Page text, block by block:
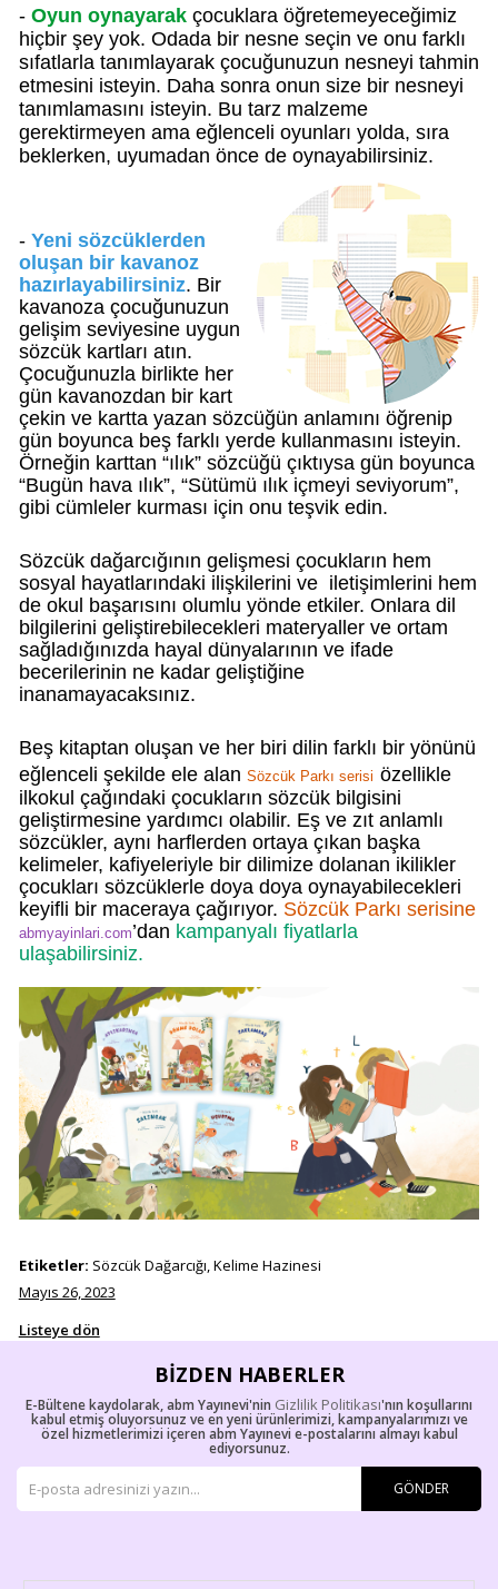
- Oyun oynayarakçocuklara öğretemeyeceğimiz
hiçbir şey yok. Odada bir nesne seçin ve onu farklı
sıfatlarla tanımlayarak çocuğunuzun nesneyi tahmin
etmesini isteyin. Daha sonra onun size bir nesneyi
tanımlamasını isteyin. Bu tarz malzeme
gerektirmeyen ama eğlenceli oyunları yolda, sıra
beklerken, uyumadan önce de oynayabilirsiniz.
- Yeni sözcüklerden
oluşan bir kavanoz
hazırlayabilirsiniz. Bir
kavanoza çocuğunuzun
gelişim seviyesine uygun
sözcük kartları atın.
Çocuğunuzla birlikte her
gün kavanozdan bir kart
çekin ve kartta yazan sözcüğün anlamını öğrenip
gün boyunca beş farklı yerde kullanmasını isteyin.
Örneğin karttan “ılık” sözcüğü çıktıysa gün boyunca
“Bugün hava ılık”, “Sütümü ılık içmeyi seviyorum”,
gibi cümleler kurması için onu teşvik edin.
Sözcük dağarcığının gelişmesi çocukların hem
sosyal hayatlarındaki ilişkilerini ve iletişimlerini hem
de okul başarısını olumlu yönde etkiler. Onlara dil
bilgilerini geliştirebilecekleri materyaller ve ortam
sağladığınızda hayal dünyalarının ve ifade
becerilerinin ne kadar geliştiğine
inanamayacaksınız.
Beş kitaptan oluşan ve her biri dilin farklı bir yönünü
eğlenceli şekilde ele alan Sözcük Parkı serisi özellikle
ilkokul çağındaki çocukların sözcük bilgisini
geliştirmesine yardımcı olabilir. Eş ve zıt anlamlı
sözcükler, aynı harflerden ortaya çıkan başka
kelimeler, kafiyeleriyle bir dilimize dolanan ikilikler
çocukları sözcüklerle doya doya oynayabilecekleri
keyifli bir maceraya çağırıyor. Sözcük Parkı serisine
abmyayinlari.com’dan kampanyalı fiyatlarla
ulaşabilirsiniz.
Etiketler: Sözcük Dağarcığı, Kelime Hazinesi
Mayıs 26, 2023
Listeye dön
BIZDEN HABERLER
E-Bültene kaydolarak, abm Yayınevi'nin Gizlilik Politikası'nın koşullarını
kabul etmiş oluyorsunuz ve en yeni ürünlerimizi, kampanyalarımızı ve
özel hizmetlerimizi içeren abm Yayınevi e-postalarını almayı kabul
ediyorsunuz.
GÖNDER